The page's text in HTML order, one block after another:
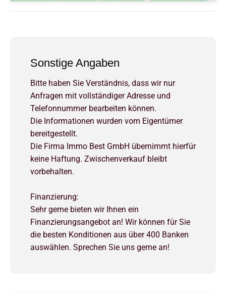
Sonstige Angaben
Bitte haben Sie Verständnis, dass wir nur
Anfragen mit vollständiger Adresse und
Telefonnummer bearbeiten können.
Die Informationen wurden vom Eigentümer
bereitgestellt.
Die Firma Immo Best GmbH übernimmt hierfür
keine Haftung. Zwischenverkauf bleibt
vorbehalten.
Finanzierung:
Sehr gerne bieten wir Ihnen ein
Finanzierungsangebot an! Wir können für Sie
die besten Konditionen aus über 400 Banken
auswählen. Sprechen Sie uns gerne an!